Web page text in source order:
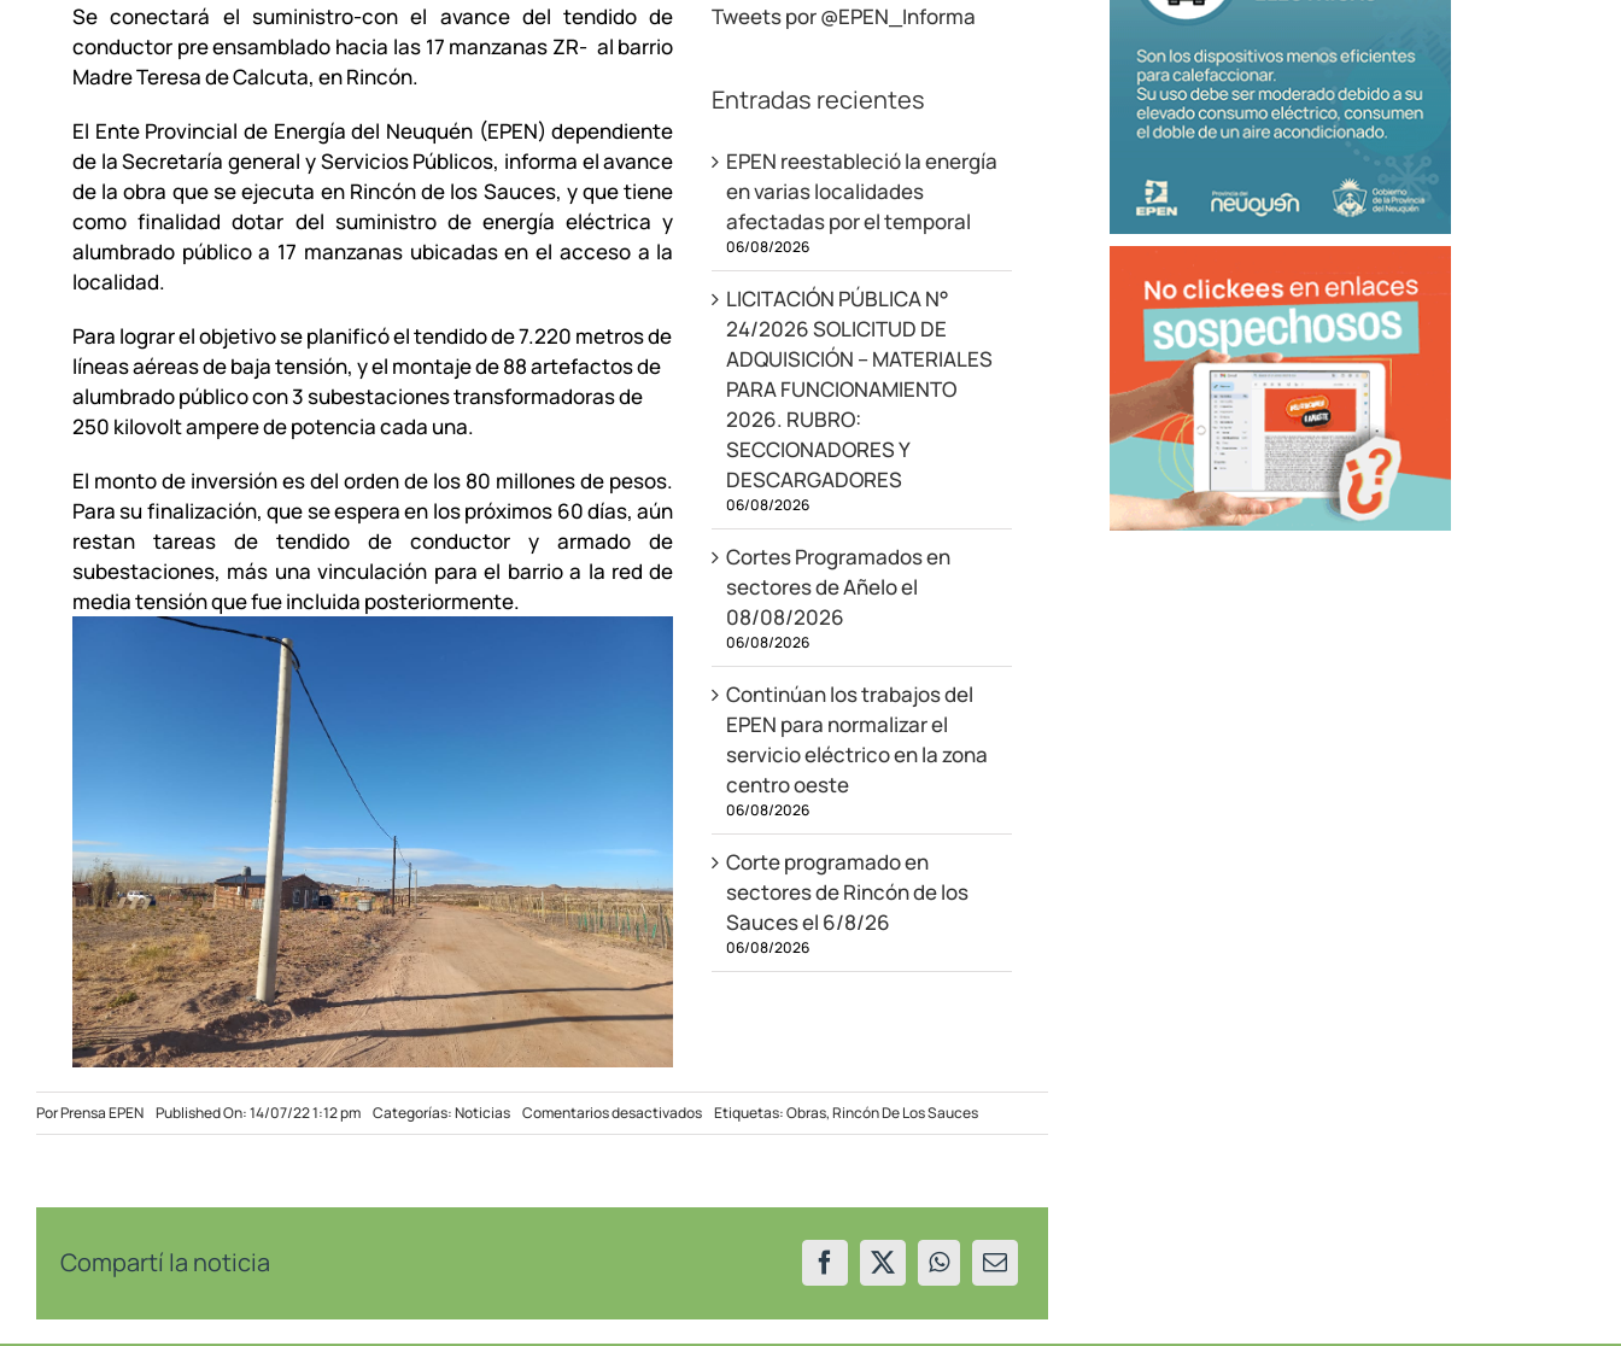
Se conectará el suministro-con el avance del tendido de
conductor pre ensamblado hacia las 17 manzanas ZR- al barrio
Madre Teresa de Calcuta, en Rincón.
El Ente Provincial de Energía del Neuquén (EPEN) dependiente
de la Secretaría general y Servicios Públicos, informa el avance
de la obra que se ejecuta en Rincón de los Sauces, y que tiene
como finalidad dotar del suministro de energía eléctrica y
alumbrado público a 17 manzanas ubicadas en el acceso a la
localidad.
Para lograr el objetivo se planificó el tendido de 7.220 metros de
líneas aéreas de baja tensión, y el montaje de 88 artefactos de
alumbrado público con 3 subestaciones transformadoras de
250 kilovolt ampere de potencia cada una.
El monto de inversión es del orden de los 80 millones de pesos.
Para su finalización, que se espera en los próximos 60 días, aún
restan tareas de tendido de conductor y armado de
subestaciones, más una vinculación para el barrio a la red de
media tensión que fue incluida posteriormente.
Tweets por @EPEN_Informa
Entradas recientes
EPEN reestableció la energía
en varias localidades
afectadas por el temporal
06/08/2026
LICITACIÓN PÚBLICA N°
24/2026 SOLICITUD DE
ADQUISICIÓN – MATERIALES
PARA FUNCIONAMIENTO
2026. RUBRO:
SECCIONADORES Y
DESCARGADORES
06/08/2026
Cortes Programados en
sectores de Añelo el
08/08/2026
06/08/2026
Continúan los trabajos del
EPEN para normalizar el
servicio eléctrico en la zona
centro oeste
06/08/2026
Corte programado en
sectores de Rincón de los
Sauces el 6/8/26
06/08/2026
PorPrensa EPEN Published On: 14/07/22 1:12 pm Categorías:Noticias Comentarios desactivadosen
Avanza
dar
de
Etiquetas:Obras,Rincón De Los Sauces
Compartí la noticia